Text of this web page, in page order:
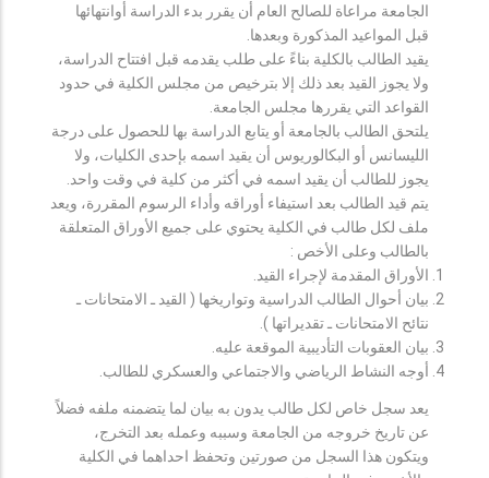
الجامعة مراعاة للصالح العام أن يقرر بدء الدراسة أوانتهائها
قبل المواعيد المذكورة وبعدها.
يقيد الطالب بالكلية بناءً على طلب يقدمه قبل افتتاح الدراسة،
ولا يجوز القيد بعد ذلك إلا بترخيص من مجلس الكلية في حدود
القواعد التي يقررها مجلس الجامعة.
يلتحق الطالب بالجامعة أو يتابع الدراسة بها للحصول على درجة
الليسانس أو البكالوريوس أن يقيد اسمه بإحدى الكليات، ولا
يجوز للطالب أن يقيد اسمه في أكثر من كلية في وقت واحد.
يتم قيد الطالب بعد استيفاء أوراقه وأداء الرسوم المقررة، ويعد
ملف لكل طالب في الكلية يحتوي على جميع الأوراق المتعلقة
بالطالب وعلى الأخص :
الأوراق المقدمة لإجراء القيد.
بيان أحوال الطالب الدراسية وتواريخها ( القيد ـ الامتحانات ـ
نتائح الامتحانات ـ تقديراتها ).
بيان العقوبات التأديبية الموقعة عليه.
أوجه النشاط الرياضي والاجتماعي والعسكري للطالب.
يعد سجل خاص لكل طالب يدون به بيان لما يتضمنه ملفه فضلاً
عن تاريخ خروجه من الجامعة وسببه وعمله بعد التخرج،
ويتكون هذا السجل من صورتين وتحفظ احداهما في الكلية